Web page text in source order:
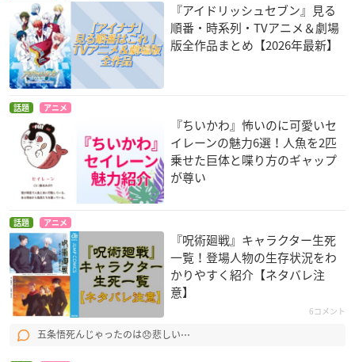
『アイドリッシュセブン』見る
順番・時系列・TVアニメ＆劇場
版全作品まとめ【2026年最新】
話題 アニメ
『ちいかわ』怖いのに可愛いセ
イレーンの魅力6選！人魚を2匹
乗せた巨体と喋り方のギャップ
が尊い
話題 アニメ
『呪術廻戦』キャラクター生死
一覧！登場人物の生存状況をわ
かりやすく紹介【ネタバレ注
意】
6コメント
五条悟死んじゃったのは😞悲しい⋯